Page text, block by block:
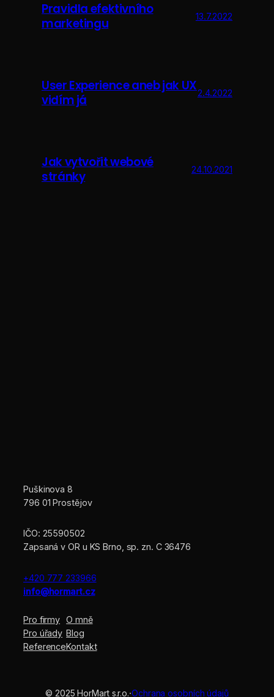
Pravidla efektivního
marketingu
13.7.2022
User Experience aneb jak UX
vidím já
2.4.2022
Jak vytvořit webové
stránky
24.10.2021
Puškinova 8
796 01 Prostějov
IČO: 25590502
Zapsaná v OR u KS Brno, sp. zn. C 36476
+420 777 233966
info@hormart.cz
Pro firmy
Pro úřady
Reference
O mně
Blog
Kontakt
© 2025 HorMart s.r.o.·Ochrana osobních údajů